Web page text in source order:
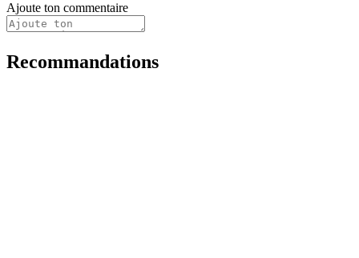
Ajoute ton commentaire
Recommandations